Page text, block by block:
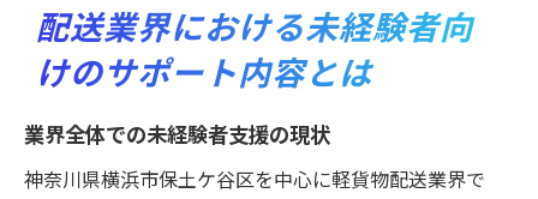
配送業界における未経験者向
けのサポート内容とは
業界全体での未経験者支援の現状
神奈川県横浜市保土ケ谷区を中心に軽貨物配送業界で